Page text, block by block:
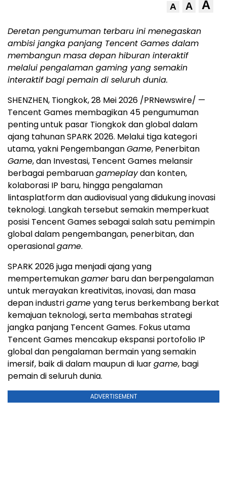
A A A
Deretan pengumuman terbaru ini menegaskan
ambisi jangka panjang Tencent Games dalam
membangun masa depan hiburan interaktif
melalui pengalaman gaming yang semakin
interaktif bagi pemain di seluruh dunia.
SHENZHEN, Tiongkok, 28 Mei 2026 /PRNewswire/ —
Tencent Games membagikan 45 pengumuman
penting untuk pasar Tiongkok dan global dalam
ajang tahunan SPARK 2026. Melalui tiga kategori
utama, yakni PengembanganGame, Penerbitan
Game, dan Investasi, Tencent Games melansir
berbagai pembaruangameplaydan konten,
kolaborasi IP baru, hingga pengalaman
lintasplatform dan audiovisual yang didukung inovasi
teknologi. Langkah tersebut semakin memperkuat
posisi Tencent Games sebagai salah satu pemimpin
global dalam pengembangan, penerbitan, dan
operasionalgame.
SPARK 2026 juga menjadi ajang yang
mempertemukangamerbaru dan berpengalaman
untuk merayakan kreativitas, inovasi, dan masa
depan industrigameyang terus berkembang berkat
kemajuan teknologi, serta membahas strategi
jangka panjang Tencent Games. Fokus utama
Tencent Games mencakup ekspansi portofolio IP
global dan pengalaman bermain yang semakin
imersif, baik di dalam maupun di luargame, bagi
pemain di seluruh dunia.
ADVERTISEMENT